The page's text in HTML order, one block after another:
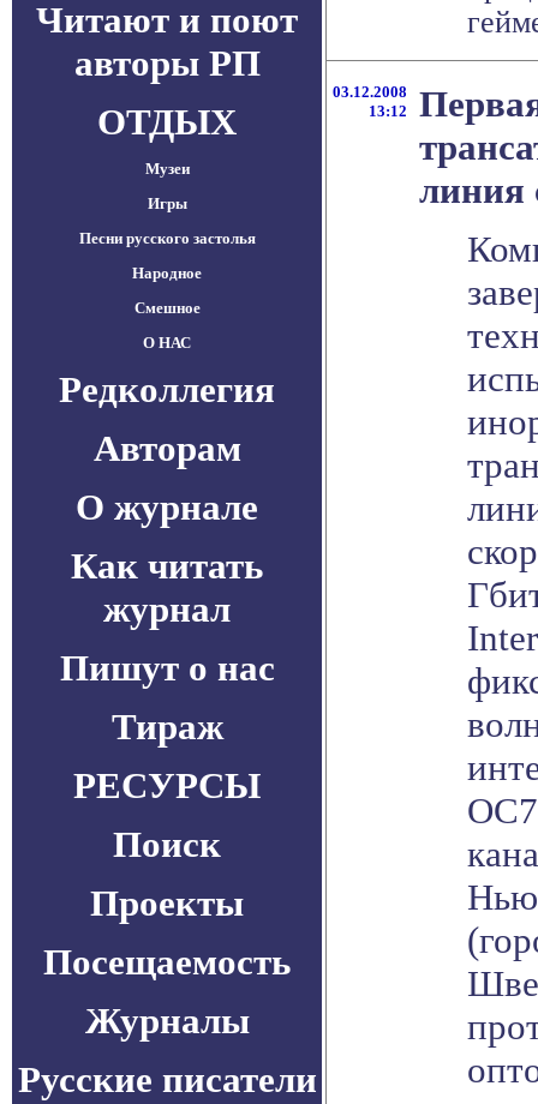
Читают и поют
авторы РП
ОТДЫХ
Музеи
Игры
Песни русского застолья
Народное
Смешное
О НАС
Редколлегия
Авторам
О журнале
Как читать
журнал
Пишут о нас
Тираж
РЕСУРСЫ
Поиск
Проекты
Посещаемость
Журналы
Русские писатели
03.12.2008
13:12
линия